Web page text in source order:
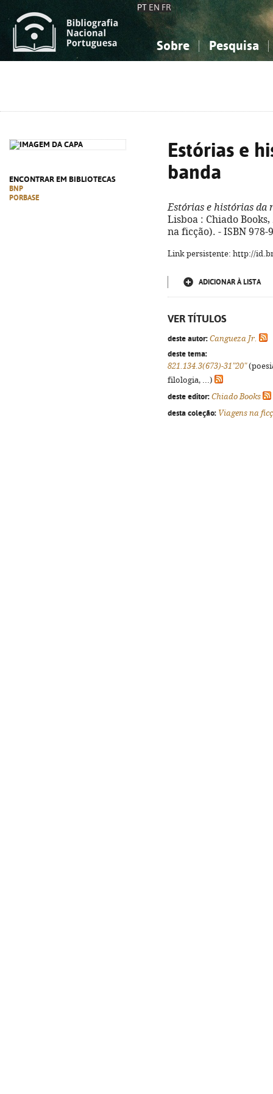
PT EN FR
Sobre Pesquisa
ENCONTRAR EM BIBLIOTECAS
BNP
PORBASE
Estórias e
banda
Estórias e histórias da
Lisboa : Chiado
na ficção). - ISBN 978-
Link persistente: http://
ADICIONAR À LISTA
VER TÍTULOS
deste autor: Cangueza Jr.
deste tema:
821.134.3(673)-31"20"
filologia, ...)
deste editor: Chiado Books
desta coleção: Viagens na